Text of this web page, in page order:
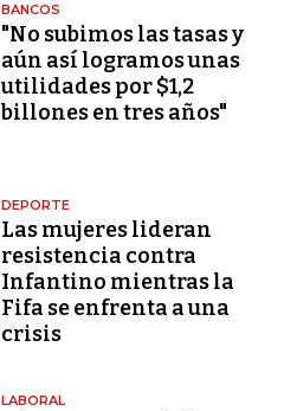
BANCOS
"No subimos las tasas y
aún así logramos unas
utilidades por $1,2
billones en tres años"
DEPORTE
Las mujeres lideran
resistencia contra
Infantino mientras la
Fifa se enfrenta a una
crisis
LABORAL